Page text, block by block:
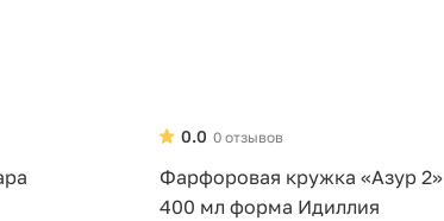
0 отзывов
0.0
Фарфоровая кружка «Азур 2»
400 мл форма Идиллия